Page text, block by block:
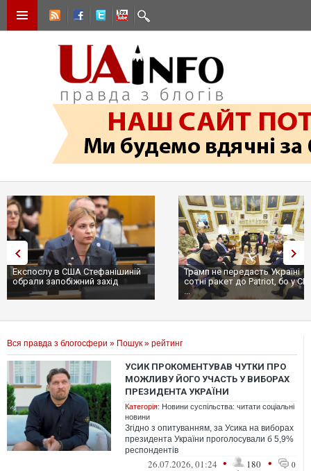
Експослу в США Стефанішиній
обрали запобіжний захід
Трамп не передасть Україні
сотні ракет до Patriot, бо у
...
Вся правда з блогосфери » Пошук » рейтинг
УСИК ПРОКОМЕНТУВАВ ЧУТКИ ПРО
МОЖЛИВУ ЙОГО УЧАСТЬ У ВИБОРАХ
ПРЕЗИДЕНТА УКРАЇНИ
Категорія: Новини суспільства: читати соціальні
новини
Згідно з опитуванням, за Усика на виборах
президента України проголосували б 5,9%
респондентів
26.07.2026, 01:24 • 180 • 0